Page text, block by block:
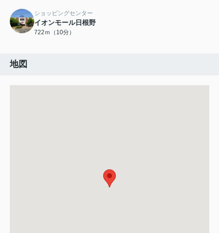
ショッピングセンター
イオンモール日根野
722ｍ（10分）
地図